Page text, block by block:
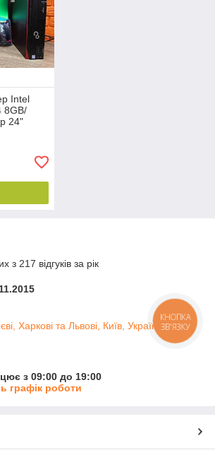
Intel
8GB/
24"
+ BT
з 217 відгуків за рік
Харкові та Львові, Київ, Україна
з 09:00 до 19:00
графік роботи
КНОПКА
ЗВ'ЯЗКУ